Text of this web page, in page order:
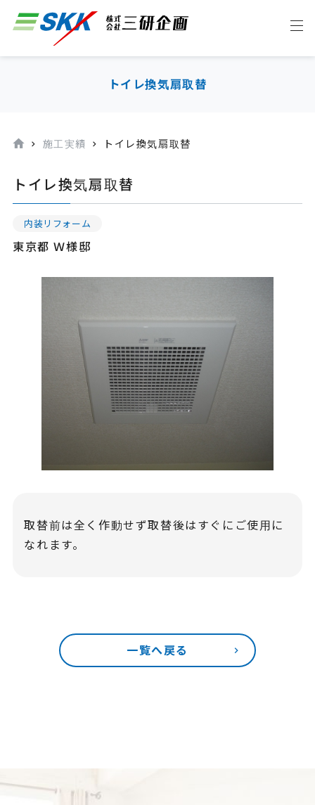
トイレ換気扇取替
施工実績 トイレ換気扇取替
トイレ換気扇取替
内装リフォーム
東京都 Ｗ様邸
取替前は全く作動せず取替後はすぐにご使用に
なれます。
一覧へ戻る